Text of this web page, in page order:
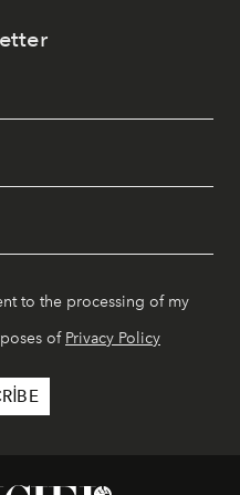
bir deneyim sunuyor.
to the processing of my
of Privacy Policy